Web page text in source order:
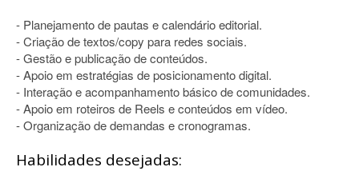
- Planejamento de pautas e calendário editorial.
- Criação de textos/copy para redes sociais.
- Gestão e publicação de conteúdos.
- Apoio em estratégias de posicionamento digital.
- Interação e acompanhamento básico de comunidades.
- Apoio em roteiros de Reels e conteúdos em vídeo.
- Organização de demandas e cronogramas.
Habilidades desejadas: